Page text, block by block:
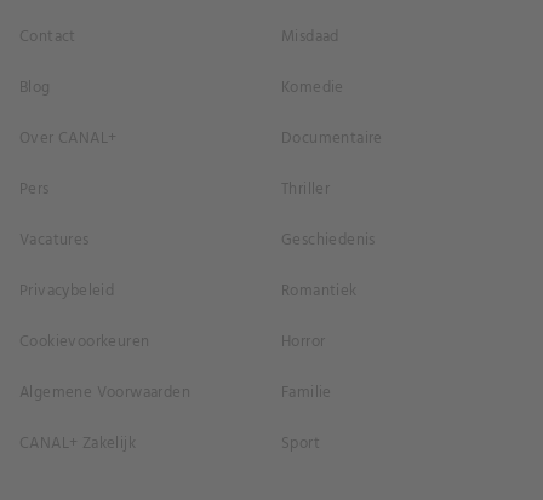
Contact
Blog
Over CANAL+
Pers
Vacatures
Privacybeleid
Cookievoorkeuren
Algemene Voorwaarden
CANAL+ Zakelijk
Misdaad
Komedie
Documentaire
Thriller
Geschiedenis
Romantiek
Horror
Familie
Sport